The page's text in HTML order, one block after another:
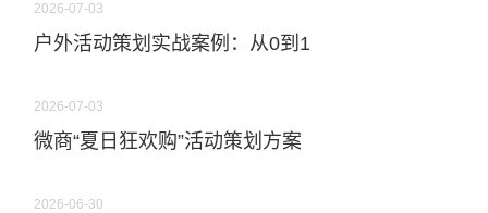
2026-07-03
户外活动策划实战案例：从0到1
2026-07-03
微商“夏日狂欢购”活动策划方案
2026-06-30